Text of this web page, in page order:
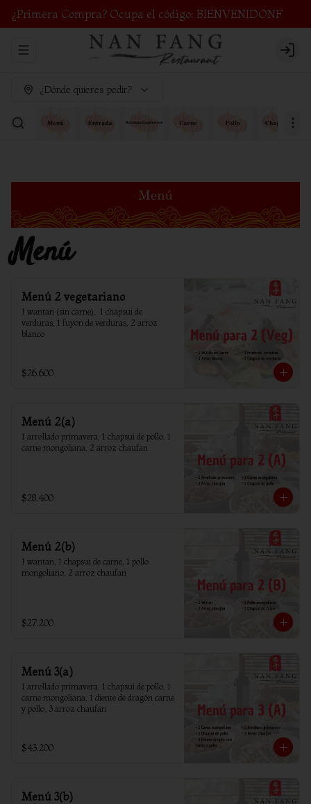
¿Primera Compra? Ocupa el código: BIENVENIDONF
Abrir menu de navegación Login
¿Dónde quieres pedir?
Menú
Menú 2 vegetariano
1 wantan (sin carne),  1 chapsui de
verduras, 1 fuyon de verduras, 2 arroz
blanco
$26.600
Menú 2(a)
1 arrollado primavera, 1 chapsui de pollo, 1
carne mongoliana, 2 arroz chaufan
$28.400
Menú 2(b)
1 wantan, 1 chapsui de carne, 1 pollo
mongoliano, 2 arroz chaufan
$27.200
Menú 3(a)
1 arrollado primavera, 1 chapsui de pollo, 1
carne mongoliana, 1 diente de dragón carne
y pollo, 3 arroz chaufan
$43.200
Menú 3(b)